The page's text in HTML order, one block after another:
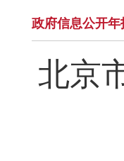
政府信息公开年
北京